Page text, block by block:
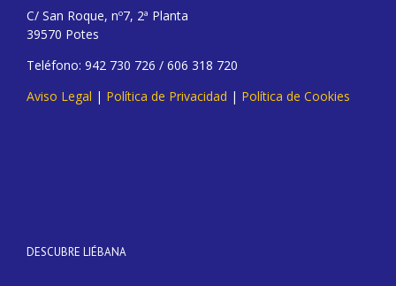
C/ San Roque, nº7, 2ª Planta
39570 Potes
Teléfono: 942 730 726 / 606 318 720
Aviso Legal | Política de Privacidad | Política de Cookies
DESCUBRE LIÉBANA